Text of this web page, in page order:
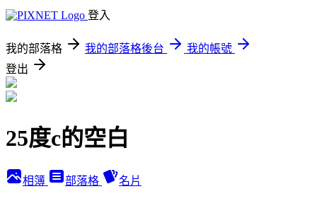
登入
我的部落格 我的部落格後台
我的帳號
登出
25度c的空白
相簿 部落格 名片